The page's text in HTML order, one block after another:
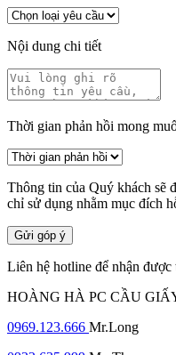
Nội dung chi tiết
Thời gian phản hồi mong
Thông tin của Quý khách sẽ
chỉ sử dụng nhằm mục đích
Gửi góp ý
Liên hệ hotline để nhận được
HOÀNG HÀ PC CẦU
0969.123.666 Mr.Long